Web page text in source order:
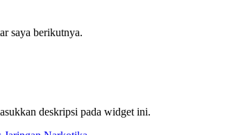
saya berikutnya.
deskripsi pada widget ini.